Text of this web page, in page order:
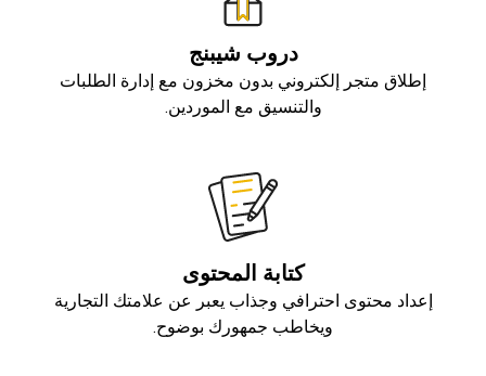
دروب شيبنج
إطلاق متجر إلكتروني بدون مخزون مع إدارة الطلبات
والتنسيق مع الموردين.
كتابة المحتوى
إعداد محتوى احترافي وجذاب يعبر عن علامتك التجارية
ويخاطب جمهورك بوضوح.